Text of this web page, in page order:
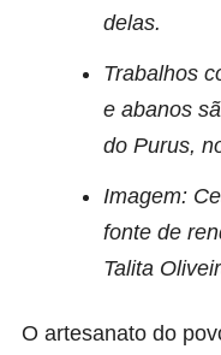
delas.
Trabalhos
e abanos
do Purus,
Imagem:
fonte de
Talita
O artesanato do